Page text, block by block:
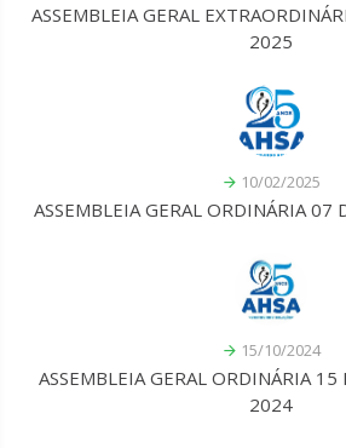
ASSEMBLEIA GERAL
2025
10/02/2025
ASSEMBLEIA GERAL ORDINÁRIA 07
15/10/2024
ASSEMBLEIA GERAL ORDINÁRIA
2024